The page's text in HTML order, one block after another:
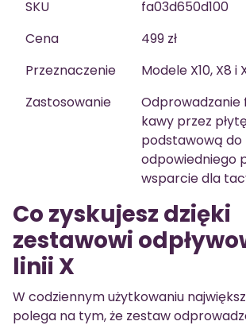
SKU
fa03d650d100
Cena
499 zł
Przeznaczenie
Modele X10, X8 i
Zastosowanie
Odprowadzanie
kawy przez
podstawową do
odpowiedniego
wsparcie dla
Co zyskujesz dzięki
zestawowi
linii X
W codziennym użytkowaniu
polega na tym, że zestaw